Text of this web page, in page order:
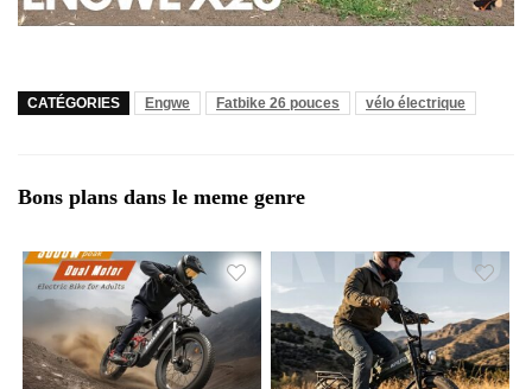
CATÉGORIES Engwe Fatbike 26 pouces vélo électrique
Bons plans dans le meme genre